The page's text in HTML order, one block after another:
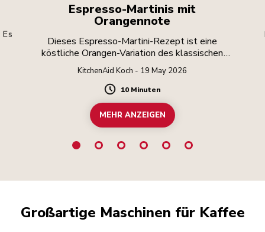
Es
Espresso-Martinis mit
Orangennote
Dieses Espresso-Martini-Rezept ist eine
köstliche Orangen-Variation des klassischen
Espresso-Martini. Es kombiniert milden Wodka
mit vollmundigem Kaffee und einer leichten
Orangennote. Alkohol sollte
verantwortungsbewusst konsumiert werden.
KitchenAid Koch - 19 May 2026
Duration
10 Minuten
MEHR ANZEIGEN
Großartige Maschinen für Kaffee